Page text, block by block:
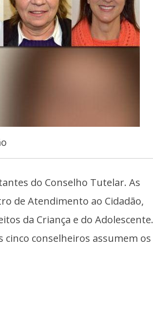
do Conselho Tutelar. As
de Atendimento ao Cidadão,
da Criança e do Adolescente.
conselheiros assumem os